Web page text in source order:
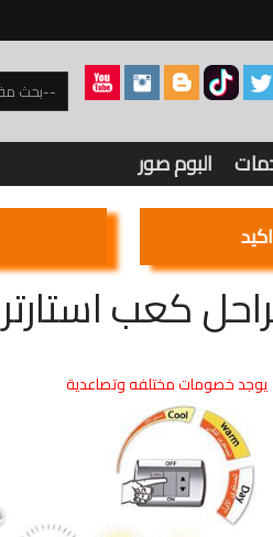
البوم صور
يوجد خصومات مختلفه وتصاعدية